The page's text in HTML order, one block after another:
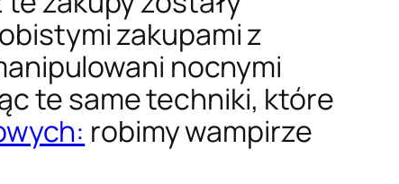
zakupami z
nocnymi
te same techniki, które
robimy wampirze